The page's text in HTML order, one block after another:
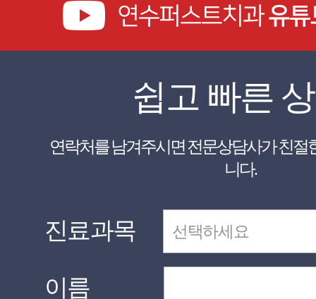
쉽고 빠른
니다.
진료과목
이름